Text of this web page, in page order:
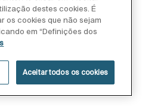
inteligentes facilmente
as definições de
a configuração do
Connect brevemente
destes cookies. É
os cookies que não sejam
em “Definições dos
Aceitar todos os cookies